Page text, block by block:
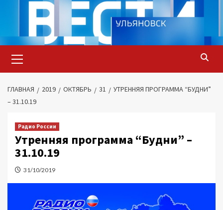
содержимому
меню
ГЛАВНАЯ 2019 ОКТЯБРЬ 31
УТРЕННЯЯ ПРОГРАММА “БУДНИ”
– 31.10.19
Радио России
Утренняя программа “Будни” –
31.10.19
31/10/2019